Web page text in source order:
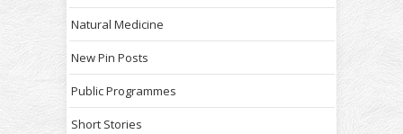
Natural Medicine
New Pin Posts
Public Programmes
Short Stories